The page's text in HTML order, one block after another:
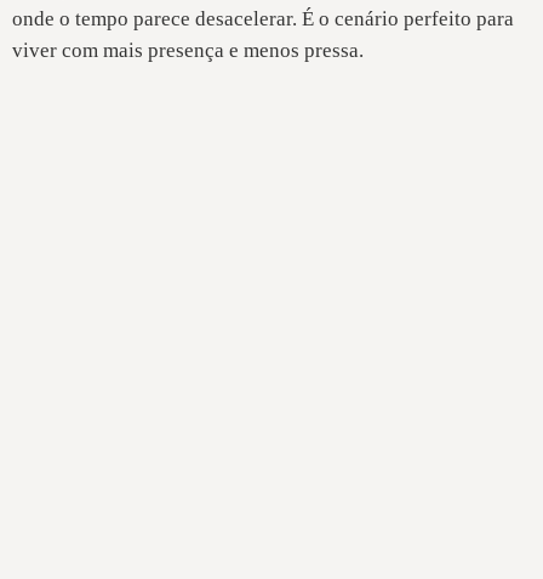
onde o tempo parece desacelerar. É o cenário perfeito para
viver com mais presença e menos pressa.